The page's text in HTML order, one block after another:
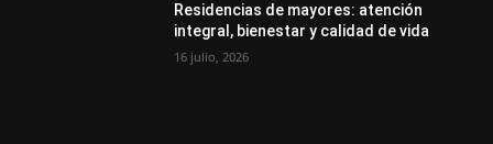
Residencias de mayores: atención
integral, bienestar y calidad de vida
16 julio, 2026